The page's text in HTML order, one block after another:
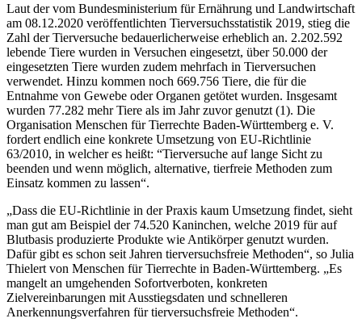
Laut der vom Bundesministerium für Ernährung und Landwirtschaft
am 08.12.2020 veröffentlichten Tierversuchsstatistik 2019, stieg die
Zahl der Tierversuche bedauerlicherweise erheblich an. 2.202.592
lebende Tiere wurden in Versuchen eingesetzt, über 50.000 der
eingesetzten Tiere wurden zudem mehrfach in Tierversuchen
verwendet. Hinzu kommen noch 669.756 Tiere, die für die
Entnahme von Gewebe oder Organen getötet wurden. Insgesamt
wurden 77.282 mehr Tiere als im Jahr zuvor genutzt (1). Die
Organisation Menschen für Tierrechte Baden-Württemberg e. V.
fordert endlich eine konkrete Umsetzung von EU-Richtlinie
63/2010, in welcher es heißt: “Tierversuche auf lange Sicht zu
beenden und wenn möglich, alternative, tierfreie Methoden zum
Einsatz kommen zu lassen“.
„Dass die EU-Richtlinie in der Praxis kaum Umsetzung findet, sieht
man gut am Beispiel der 74.520 Kaninchen, welche 2019 für auf
Blutbasis produzierte Produkte wie Antikörper genutzt wurden.
Dafür gibt es schon seit Jahren tierversuchsfreie Methoden“, so Julia
Thielert von Menschen für Tierrechte in Baden-Württemberg. „Es
mangelt an umgehenden Sofortverboten, konkreten
Zielvereinbarungen mit Ausstiegsdaten und schnelleren
Anerkennungsverfahren für tierversuchsfreie Methoden“.